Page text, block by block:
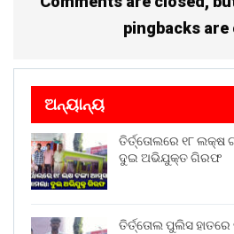
pingbacks are
ଅନ୍ୟାନ୍ୟ
ତିର୍ତ୍ତୋଲରେ ୧୮ ଲକ୍ଷ
ଦୁଇ ଅଭିଯୁକ୍ତ ଗିରଫ
ତିର୍ତ୍ତୋଲ ପୁଲିସ